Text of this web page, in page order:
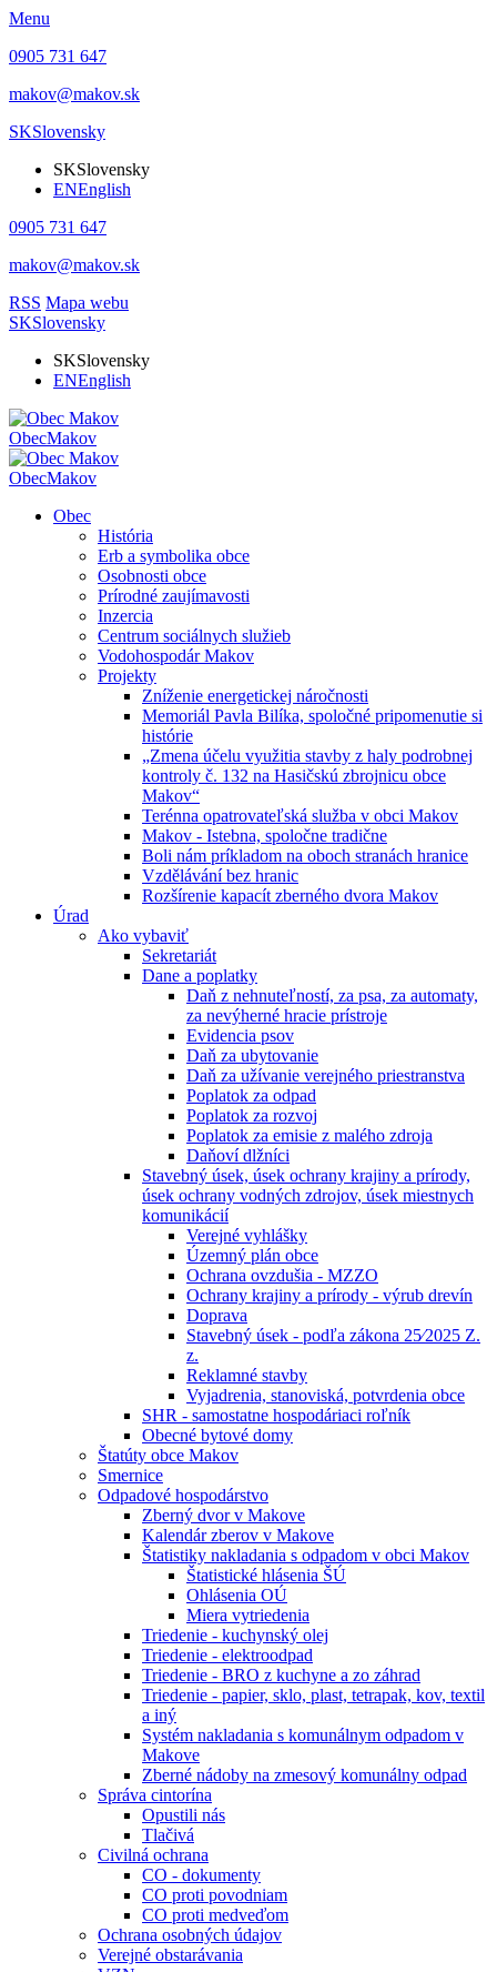
Menu
0905 731 647
makov@makov.sk
SKSlovensky
SKSlovensky
ENEnglish
0905 731 647
makov@makov.sk
RSS Mapa webu
SKSlovensky
SKSlovensky
ENEnglish
ObecMakov
ObecMakov
Obec
História
Erb a symbolika obce
Osobnosti obce
Prírodné zaujímavosti
Inzercia
Centrum sociálnych služieb
Vodohospodár Makov
Projekty
Zníženie energetickej náročnosti
Memoriál Pavla Bilíka, spoločné pripomenutie si
histórie
„Zmena účelu využitia stavby z haly podrobnej
kontroly č. 132 na Hasičskú zbrojnicu obce
Makov“
Terénna opatrovateľská služba v obci Makov
Makov - Istebna, spoločne tradične
Boli nám príkladom na oboch stranách hranice
Vzdělávání bez hranic
Rozšírenie kapacít zberného dvora Makov
Úrad
Ako vybaviť
Sekretariát
Dane a poplatky
Daň z nehnuteľností, za psa, za automaty,
za nevýherné hracie prístroje
Evidencia psov
Daň za ubytovanie
Daň za užívanie verejného priestranstva
Poplatok za odpad
Poplatok za rozvoj
Poplatok za emisie z malého zdroja
Daňoví dlžníci
Stavebný úsek, úsek ochrany krajiny a prírody,
úsek ochrany vodných zdrojov, úsek miestnych
komunikácií
Verejné vyhlášky
Územný plán obce
Ochrana ovzdušia - MZZO
Ochrany krajiny a prírody - výrub drevín
Doprava
Stavebný úsek - podľa zákona 25⁄2025 Z.
z.
Reklamné stavby
Vyjadrenia, stanoviská, potvrdenia obce
SHR - samostatne hospodáriaci roľník
Obecné bytové domy
Štatúty obce Makov
Smernice
Odpadové hospodárstvo
Zberný dvor v Makove
Kalendár zberov v Makove
Štatistiky nakladania s odpadom v obci Makov
Štatistické hlásenia ŠÚ
Ohlásenia OÚ
Miera vytriedenia
Triedenie - kuchynský olej
Triedenie - elektroodpad
Triedenie - BRO z kuchyne a zo záhrad
Triedenie - papier, sklo, plast, tetrapak, kov, textil
a iný
Systém nakladania s komunálnym odpadom v
Makove
Zberné nádoby na zmesový komunálny odpad
Správa cintorína
Opustili nás
Tlačivá
Civilná ochrana
CO - dokumenty
CO proti povodniam
CO proti medveďom
Ochrana osobných údajov
Verejné obstarávania